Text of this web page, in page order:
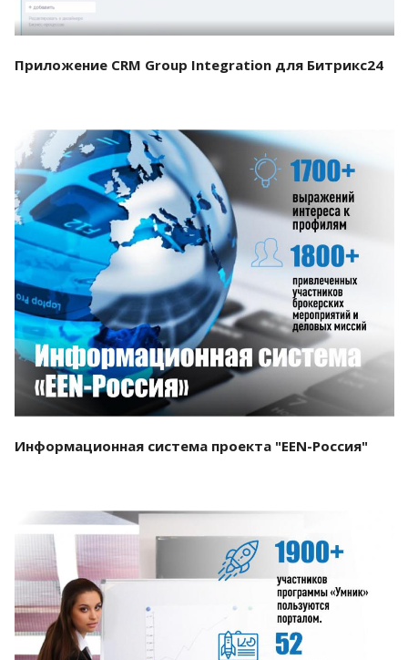
Приложение CRM Group Integration для Битрикс24
Смотреть проект
Информационная система проекта "EEN-Россия"